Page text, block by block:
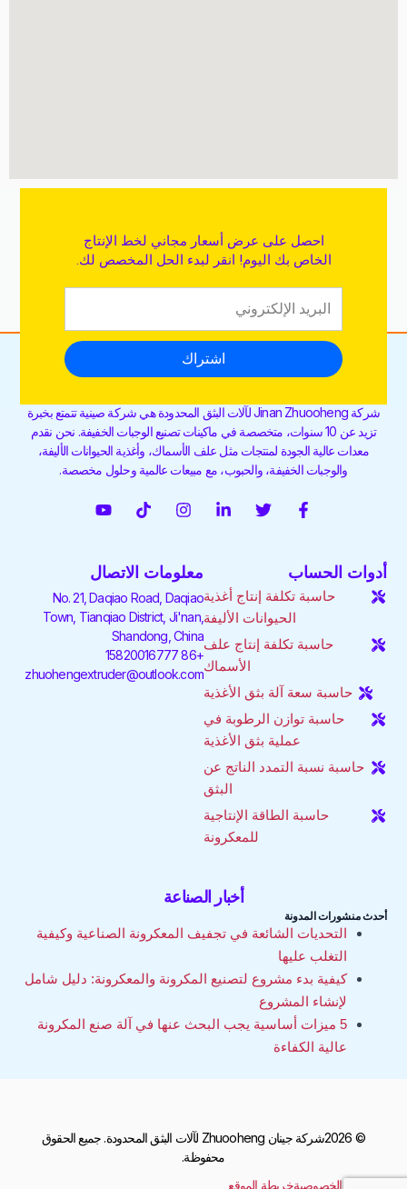
احصل على عرض أسعار مجاني لخط الإنتاج
الخاص بك اليوم! انقر لبدء الحل المخصص لك.
اشتراك
شركة Jinan Zhuooheng لآلات البثق المحدودة هي شركة صينية تتمتع بخبرة
تزيد عن 10 سنوات، متخصصة في ماكينات تصنيع الوجبات الخفيفة. نحن نقدم
معدات عالية الجودة لمنتجات مثل علف الأسماك، وأغذية الحيوانات الأليفة،
والوجبات الخفيفة، والحبوب، مع مبيعات عالمية وحلول مخصصة.
ف
و
ك
-
ف
ت
ل
إ
ن
-
إ
ن
ا
ق
ا
م
ت
و
ك
ي
و
ب
أدوات الحساب
حاسبة تكلفة إنتاج أغذية
الحيوانات الأليفة
حاسبة تكلفة إنتاج علف
الأسماك
حاسبة سعة آلة بثق الأغذية
حاسبة توازن الرطوبة في
عملية بثق الأغذية
حاسبة نسبة التمدد الناتج عن
البثق
حاسبة الطاقة الإنتاجية
للمعكرونة
معلومات الاتصال
No. 21, Daqiao Road, Daqiao
Town, Tianqiao District, Ji'nan,
Shandong, China
+86 15820016777
zhuohengextruder@outlook.com
أخبار الصناعة
أحدث منشورات المدونة
التحديات الشائعة في تجفيف المعكرونة الصناعية وكيفية
التغلب عليها
كيفية بدء مشروع لتصنيع المكرونة والمعكرونة: دليل شامل
لإنشاء المشروع
5 ميزات أساسية يجب البحث عنها في آلة صنع المكرونة
عالية الكفاءة
© 2026شركة جينان Zhuooheng لآلات البثق المحدودة. جميع الحقوق
محفوظة.
سياسة الخصوصيةخريطة الموقع